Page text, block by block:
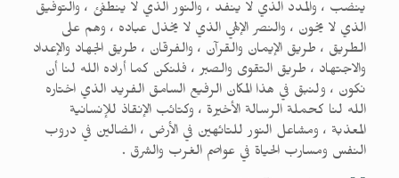
ينضب ، والمدد الذي لا ينفد ، والنور الذي لا ينطفئ ، والتوفيق
الذي لا يخون ، والنصر الإلهي الذي لا يخذل عباده ، وهم على
الطريق ، طريق الإيمان والقرآن ، والفرقان ، طريق الجهاد والإعداد
والاجتهاد ، طريق التقوى والصبر ، فلنكن كما أراده الله لنا أن
نكون ، ولنبق في هذا المكان الرفيع السامق الفريد الذي اختاره
الله لنا كحملة الرسالة الأخيرة ، وكتائب الإنقاذ للإنسانية
المعذبة ، ومشاعل النور للتائهين في الأرض ، الضالين في دروب
النفس ومسارب الحياة في عواصم الغرب والشرق .